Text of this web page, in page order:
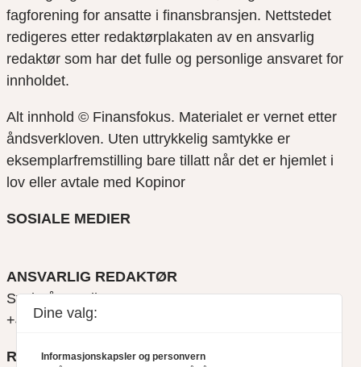
fagforening for ansatte i finansbransjen. Nettstedet
redigeres etter redaktørplakaten av en ansvarlig
redaktør som har det fulle og personlige ansvaret for
innholdet.
Alt innhold © Finansfokus. Materialet er vernet etter
åndsverkloven. Uten uttrykkelig samtykke er
eksemplarfremstilling bare tillatt når det er hjemlet i
lov eller avtale med Kopinor
SOSIALE MEDIER
ANSVARLIG REDAKTØR
Svein Åge Eriksen
+47 900 79 547
REDAKTØR
Dine valg:
Informasjonskapsler og personvern